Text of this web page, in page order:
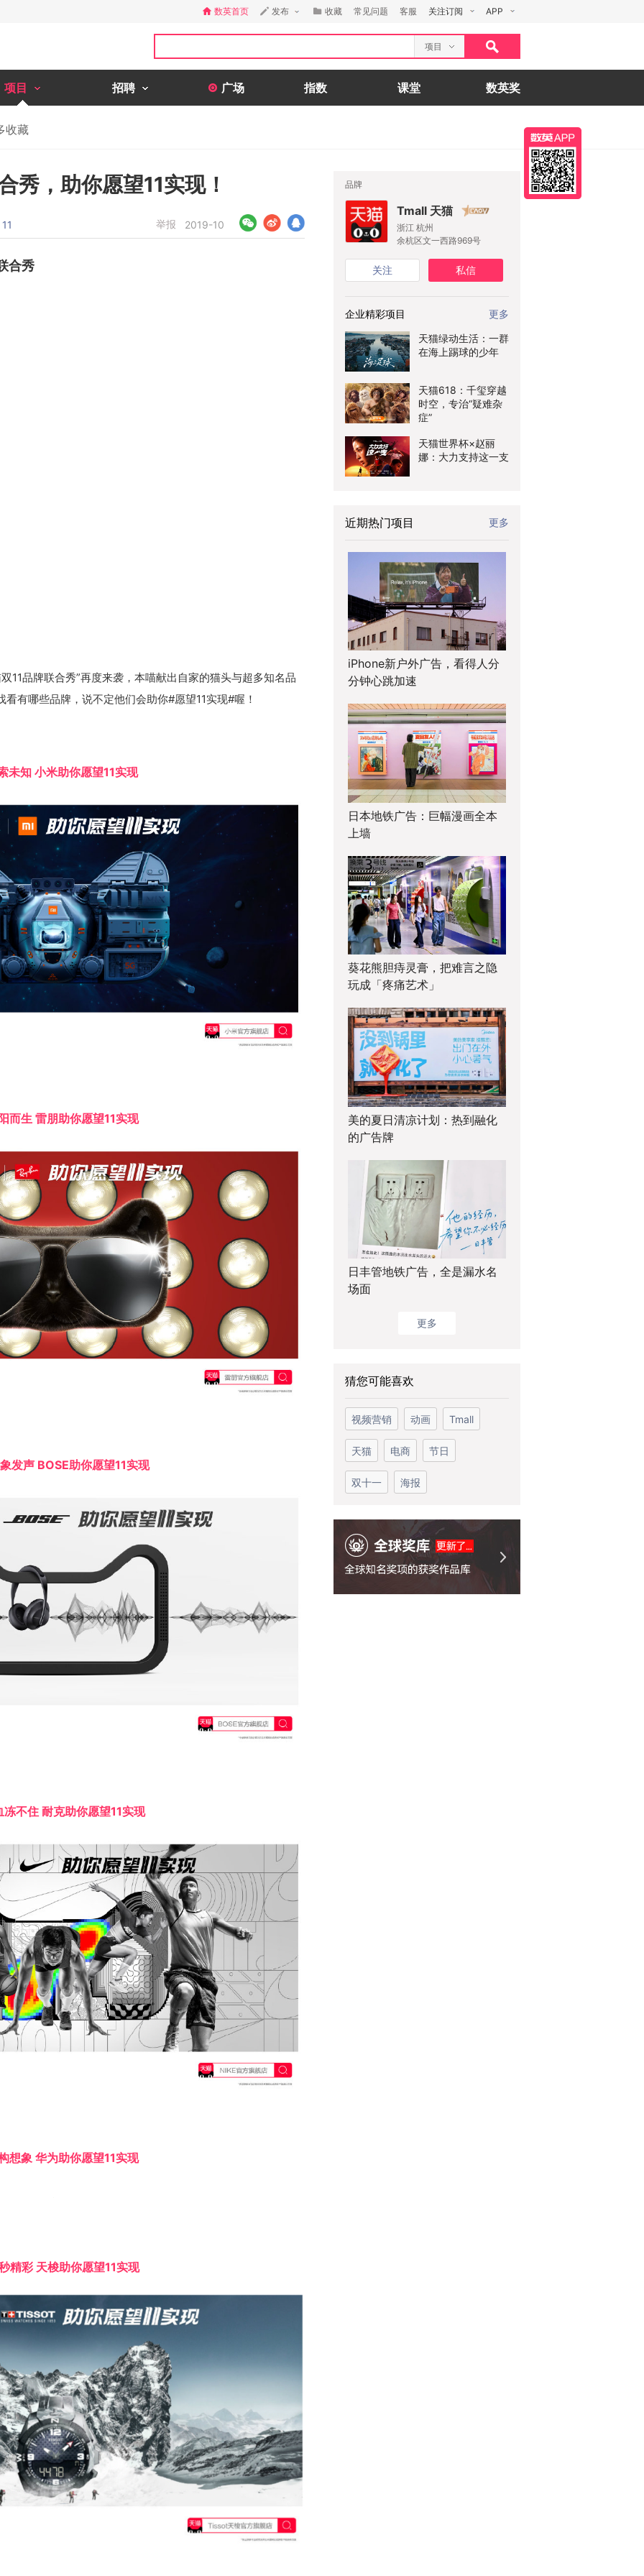
数英首页 发布 收藏 常见问题 客服 关注订阅 APP
项目
项目 招聘 广场 指数 课堂 数英奖
收藏
秀，助你愿望11实现！
11 举报 2019-10
合秀
11品牌联合秀”再度来袭，本喵献出自家的猫头与超多知名品
有哪些品牌，说不定他们会助你#愿望11实现#喔！
未知 小米助你愿望11实现
而生 雷朋助你愿望11实现
发声 BOSE助你愿望11实现
不住 耐克助你愿望11实现
想象 华为助你愿望11实现
精彩 天梭助你愿望11实现
品牌
Tmall 天猫
浙江 杭州
余杭区文一西路969号
关注 私信
企业精彩项目 更多
天猫绿动生活：一群
在海上踢球的少年
天猫618：千玺穿越
时空，专治“疑难杂
症”
天猫世界杯×赵丽
娜：大力支持这一支
近期热门项目 更多
iPhone新户外广告，看得人分
分钟心跳加速
日本地铁广告：巨幅漫画全本
上墙
葵花熊胆痔灵膏，把难言之隐
玩成「疼痛艺术」
美的夏日清凉计划：热到融化
的广告牌
日丰管地铁广告，全是漏水名
场面
更多
猜您可能喜欢
视频营销 动画 Tmall
天猫 电商 节日
双十一 海报